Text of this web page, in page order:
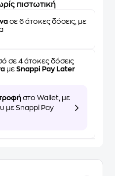
πιστωτική
σε 6 άτοκες δόσεις, με
σε 4 άτοκες δόσεις
με Snappi Pay Later
στο Wallet, με
με Snappi Pay